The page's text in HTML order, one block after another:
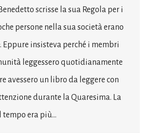
scrisse la sua Regola per i
persone nella sua società erano
insisteva perché i membri
leggessero quotidianamente
avessero un libro da leggere con
durante la Quaresima. La
tempo era più…